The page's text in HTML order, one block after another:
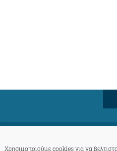
Χρησιμοποιούμε cookies για να